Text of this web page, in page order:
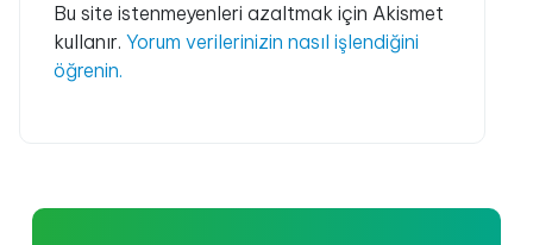
Bu site istenmeyenleri azaltmak için Akismet
kullanır. Yorum verilerinizin nasıl işlendiğini
öğrenin.